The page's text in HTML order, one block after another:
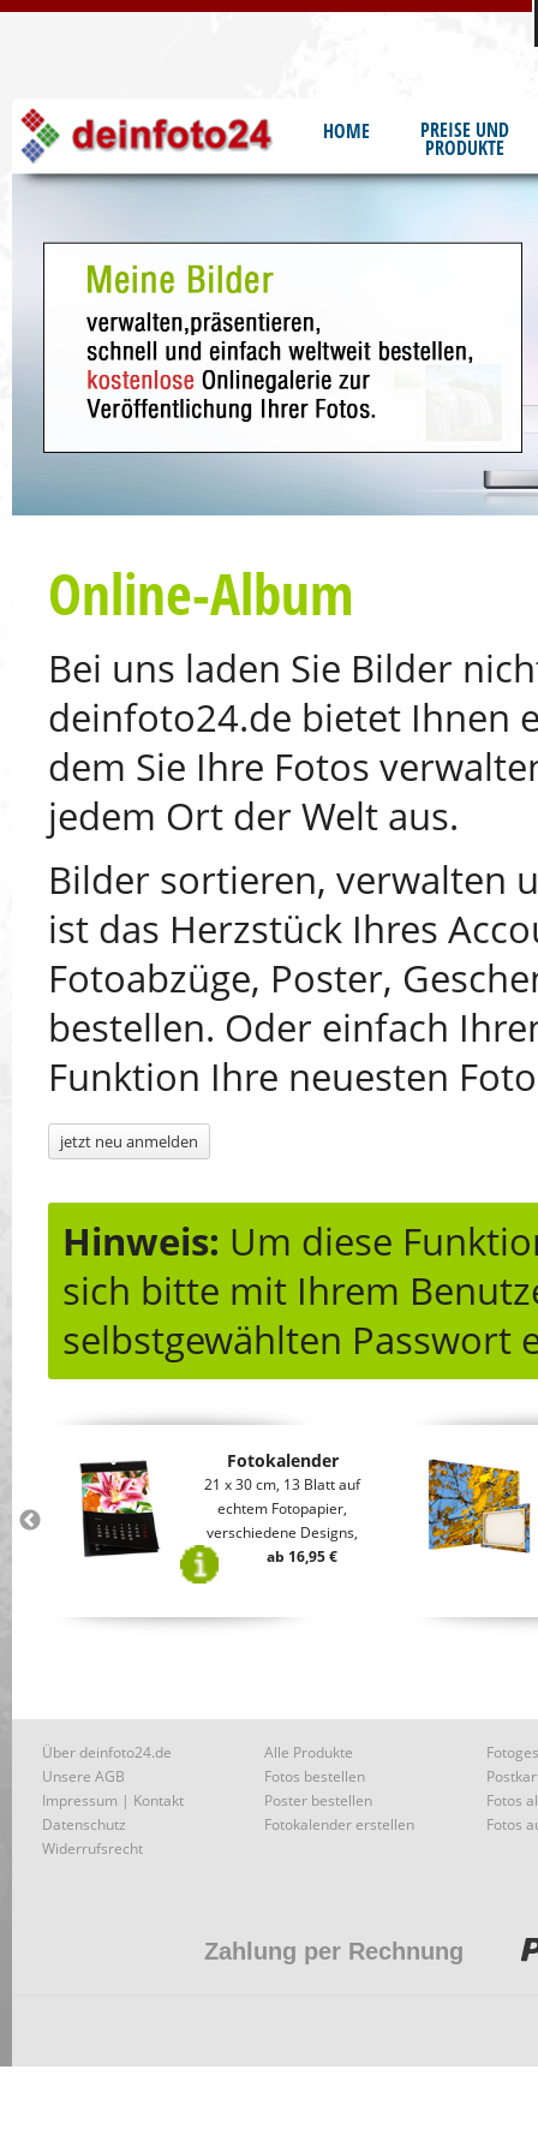
HOME PREISE UND
PRODUKTE
Online-Album
Bei uns laden Sie Bilder
deinfoto24.de bietet Ihnen
dem Sie Ihre Fotos
jedem Ort der Welt aus.
Bilder sortieren, verwalten
ist das Herzstück Ihres
Fotoabzüge, Poster,
bestellen. Oder einfach
Funktion Ihre neuesten
jetzt neu anmelden
Hinweis: Um diese
sich bitte mit Ihrem
selbstgewählten Passwort
Fotokalender
21 x 30 cm, 13 Blatt auf
echtem Fotopapier,
verschiedene Designs,
ab 16,95 €
Über deinfoto24.de
Unsere AGB
Impressum | Kontakt
Datenschutz
Widerrufsrecht
Alle Produkte
Fotos bestellen
Poster bestellen
Fotokalender erstellen
Fotos
Fotos
Zahlung per Rechnung